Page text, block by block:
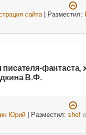
сайта| Разместил:
фантаста,
В.Ф.
Юрий| Разместил: shef